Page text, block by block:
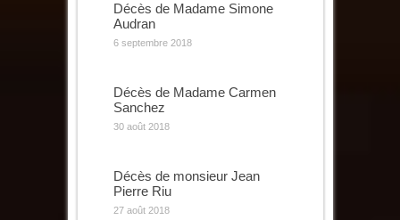
Décès de Madame Simone
Audran
6 septembre 2018
Décès de Madame Carmen
Sanchez
30 août 2018
Décès de monsieur Jean
Pierre Riu
27 août 2018